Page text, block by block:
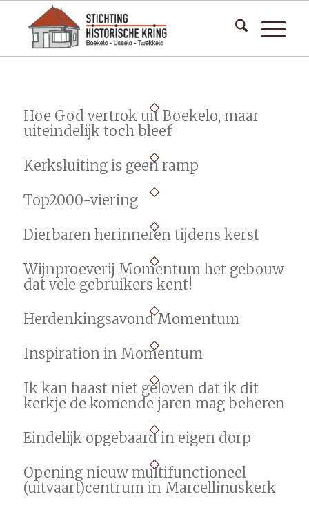
Hoe God vertrok uit Boekelo, maar
uiteindelijk toch bleef
Kerksluiting is geen ramp
Top2000-viering
Dierbaren herinneren tijdens kerst
Wijnproeverij Momentum het gebouw
dat vele gebruikers kent!
Herdenkingsavond Momentum
Inspiration in Momentum
Ik kan haast niet geloven dat ik dit
kerkje de komende jaren mag beheren
Eindelijk opgebaard in eigen dorp
Opening nieuw multifunctioneel
(uitvaart)centrum in Marcellinuskerk